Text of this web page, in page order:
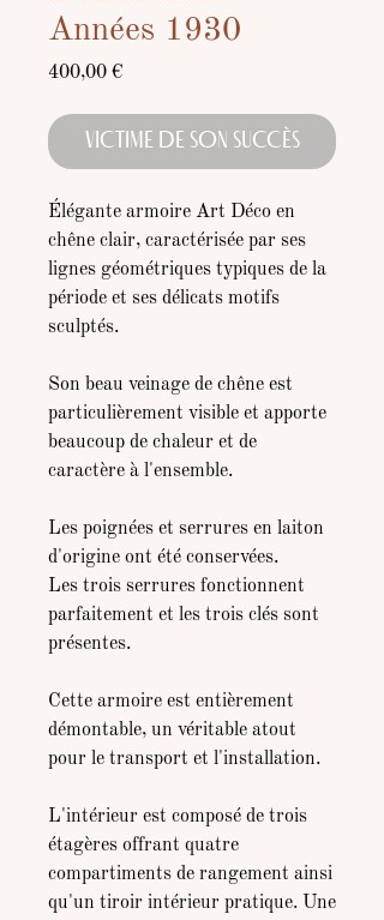
Années 1930
400,00 €Prix
VICTIME DE SON SUCCÈS
Élégante armoire Art Déco en
chêne clair, caractérisée par ses
lignes géométriques typiques de la
période et ses délicats motifs
sculptés.
Son beau veinage de chêne est
particulièrement visible et apporte
beaucoup de chaleur et de
caractère à l'ensemble.
Les poignées et serrures en laiton
d'origine ont été conservées.
Les trois serrures fonctionnent
parfaitement et les trois clés sont
présentes.
Cette armoire est entièrement
démontable, un véritable atout
pour le transport et l'installation.
L'intérieur est composé de trois
étagères offrant quatre
compartiments de rangement ainsi
qu'un tiroir intérieur pratique. Une